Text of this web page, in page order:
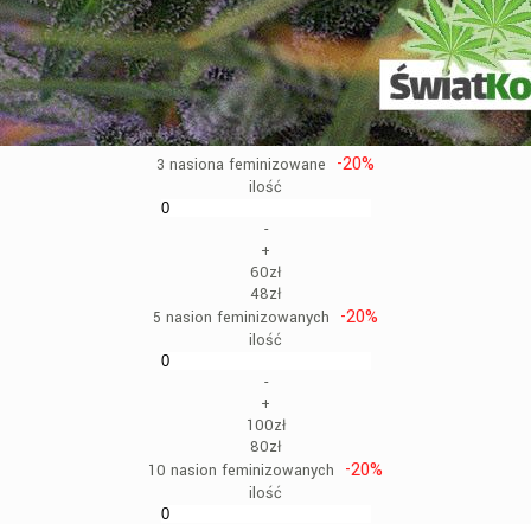
3 nasiona feminizowane -20%
ilość
-
+
60zł
48zł
5 nasion feminizowanych
-20%
ilość
-
+
100zł
80zł
10 nasion feminizowanych
-20%
ilość